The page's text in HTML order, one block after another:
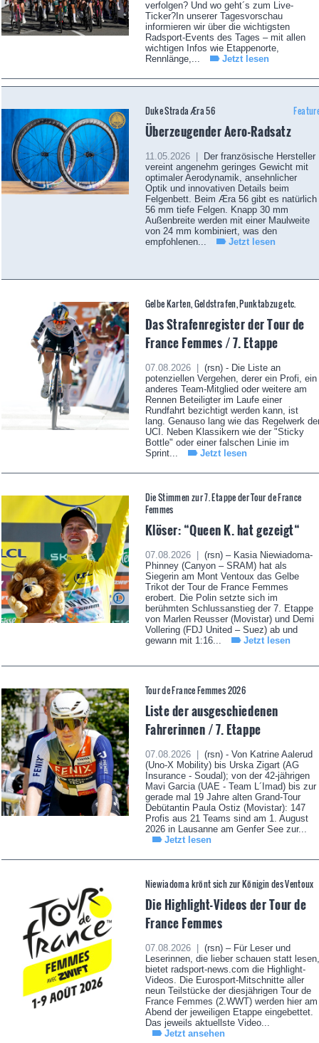
verfolgen? Und wo geht´s zum Live-
Ticker?In unserer Tagesvorschau
informieren wir über die wichtigsten
Radsport-Events des Tages – mit allen
wichtigen Infos wie Etappenorte,
Rennlänge,...
Jetzt lesen
Duke Strada Æra 56
Überzeugender Aero-Radsatz
11.05.2026 |
Der französische Hersteller
vereint angenehm geringes Gewicht mit
optimaler Aerodynamik, ansehnlicher
Optik und innovativen Details beim
Felgenbett. Beim Æra 56 gibt es natürlich
56 mm tiefe Felgen. Knapp 30 mm
Außenbreite werden mit einer Maulweite
von 24 mm kombiniert, was den
empfohlenen...
Jetzt lesen
Gelbe Karten, Geldstrafen, Punktabzug etc.
Das Strafenregister der Tour de
France Femmes / 7. Etappe
07.08.2026 |
(rsn) - Die Liste an
potenziellen Vergehen, derer ein Profi, ein
anderes Team-Mitglied oder weitere am
Rennen Beteiligter im Laufe einer
Rundfahrt bezichtigt werden kann, ist
lang. Genauso lang wie das Regelwerk
UCI. Neben Klassikern wie der "Sticky
Bottle" oder einer falschen Linie im
Sprint...
Jetzt lesen
Die Stimmen zur 7. Etappe der Tour de France
Femmes
Klöser: “Queen K. hat gezeigt“
07.08.2026 |
(rsn) – Kasia Niewiadoma-
Phinney (Canyon – SRAM) hat als
Siegerin am Mont Ventoux das Gelbe
Trikot der Tour de France Femmes
erobert. Die Polin setzte sich im
berühmten Schlussanstieg der 7. Etappe
von Marlen Reusser (Movistar) und Demi
Vollering (FDJ United – Suez) ab und
gewann mit 1:16...
Jetzt lesen
Tour de France Femmes 2026
Liste der ausgeschiedenen
Fahrerinnen / 7. Etappe
07.08.2026 |
(rsn) - Von Katrine Aalerud
(Uno-X Mobility) bis Urska Zigart (AG
Insurance - Soudal); von der 42-jährigen
Mavi Garcia (UAE - Team L´Imad) bis zur
gerade mal 19 Jahre alten Grand-Tour
Debütantin Paula Ostiz (Movistar): 147
Profis aus 21 Teams sind am 1. August
2026 in Lausanne am Genfer See zur...
Jetzt lesen
Niewiadoma krönt sich zur Königin des Ventoux
Die Highlight-Videos der Tour de
France Femmes
07.08.2026 |
(rsn) – Für Leser und
Leserinnen, die lieber schauen statt lesen,
bietet radsport-news.com die Highlight-
Videos. Die Eurosport-Mitschnitte aller
neun Teilstücke der diesjährigen Tour de
France Femmes (2.WWT) werden hier am
Abend der jeweiligen Etappe eingebettet.
Das jeweils aktuellste Video...
Jetzt ansehen